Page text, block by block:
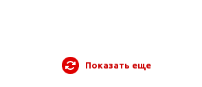
Показать еще